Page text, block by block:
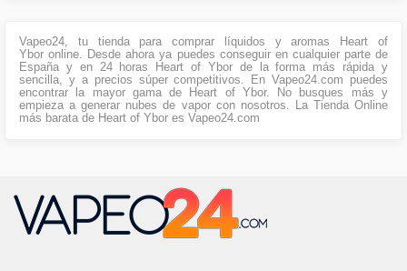
Vapeo24, tu tienda para comprar líquidos y aromas Heart of
Ybor online. Desde ahora ya puedes conseguir en cualquier parte de
España y en 24 horas Heart of Ybor de la forma más rápida y
sencilla, y a precios súper competitivos. En Vapeo24.com puedes
encontrar la mayor gama de Heart of Ybor. No busques más y
empieza a generar nubes de vapor con nosotros. La Tienda Online
más barata de Heart of Ybor es Vapeo24.com